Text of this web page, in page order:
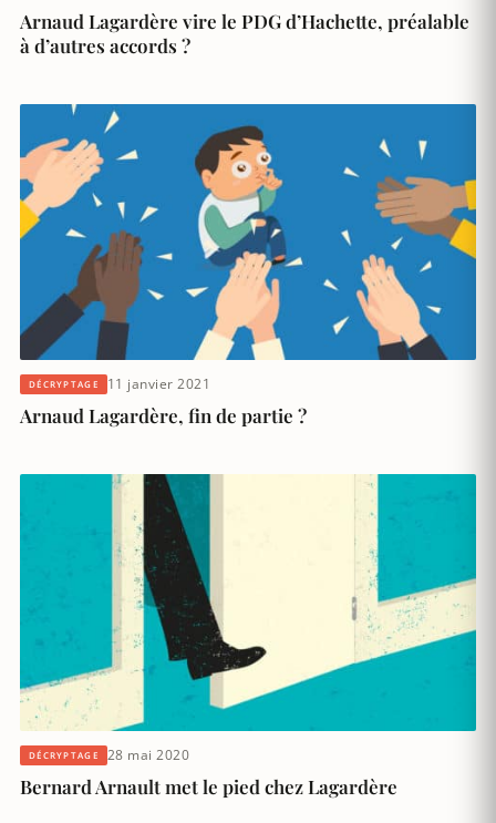
Arnaud Lagardère vire le PDG d’Hachette, préalable
à d’autres accords ?
DÉCRYPTAGE 11 janvier 2021
Arnaud Lagardère, fin de partie ?
DÉCRYPTAGE 28 mai 2020
Bernard Arnault met le pied chez Lagardère